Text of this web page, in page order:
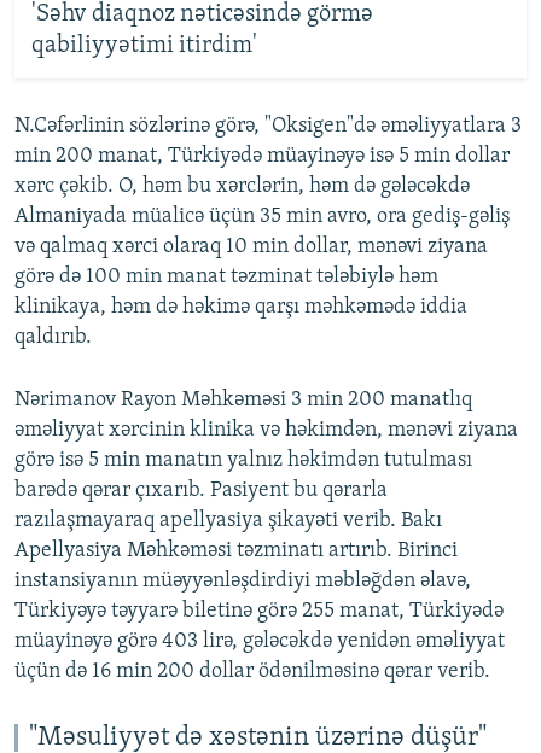
'Səhv diaqnoz nəticəsində görmə
qabiliyyətimi itirdim'
N.Cəfərlinin sözlərinə görə, "Oksigen"də əməliyyatlara 3
min 200 manat, Türkiyədə müayinəyə isə 5 min dollar
xərc çəkib. O, həm bu xərclərin, həm də gələcəkdə
Almaniyada müalicə üçün 35 min avro, ora gediş-gəliş
və qalmaq xərci olaraq 10 min dollar, mənəvi ziyana
görə də 100 min manat təzminat tələbiylə həm
klinikaya, həm də həkimə qarşı məhkəmədə iddia
qaldırıb.
Nərimanov Rayon Məhkəməsi 3 min 200 manatlıq
əməliyyat xərcinin klinika və həkimdən, mənəvi ziyana
görə isə 5 min manatın yalnız həkimdən tutulması
barədə qərar çıxarıb. Pasiyent bu qərarla
razılaşmayaraq apellyasiya şikayəti verib. Bakı
Apellyasiya Məhkəməsi təzminatı artırıb. Birinci
instansiyanın müəyyənləşdirdiyi məbləğdən əlavə,
Türkiyəyə təyyarə biletinə görə 255 manat, Türkiyədə
müayinəyə görə 403 lirə, gələcəkdə yenidən əməliyyat
üçün də 16 min 200 dollar ödənilməsinə qərar verib.
"Məsuliyyət də xəstənin üzərinə düşür"